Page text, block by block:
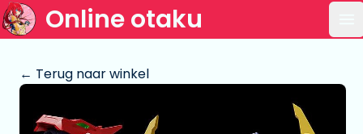
Online otaku
← Terug naar winkel